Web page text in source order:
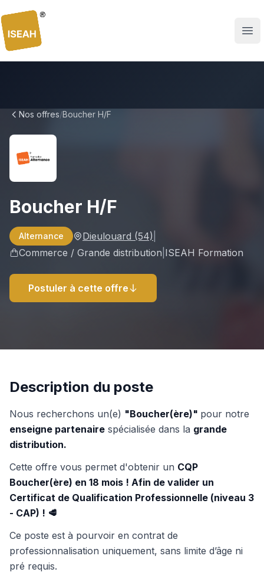
Nos offres/Boucher H/F
Boucher H/F
Alternance Dieulouard (54)
Commerce / Grande distribution ISEAH Formation
Postuler à cette offre
Description du poste
Nous recherchons un(e) "Boucher(ère)" pour notre
enseigne partenaire spécialisée dans la grande
distribution.
Cette offre vous permet d'obtenir un CQP
Boucher(ère) en 18 mois ! Afin de valider un
Certificat de Qualification Professionnelle (niveau 3
- CAP) ! 🥩
Ce poste est à pourvoir en contrat de
professionnalisation uniquement, sans limite d’âge ni
pré requis.